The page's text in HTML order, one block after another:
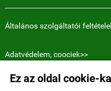
Ez az oldal cookie-
Általános szolgáltatói
Adatvédelem, coociek>>
Elérhetőségek: